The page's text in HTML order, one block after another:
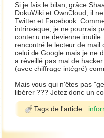
Si je fais le bilan, grâce
DokuWiki et OwnCloud, il
Twitter et Facebook.
intrinsèque, je ne pourrais
contenu ne devienne
rencontré le lecteur de mail
celui de Google mais je ne
a réveillé pas mal de
(avec chiffrage intégré)
Mais vous qui n'êtes pas
libérer ??? Jetez donc un
Tags de l'article :